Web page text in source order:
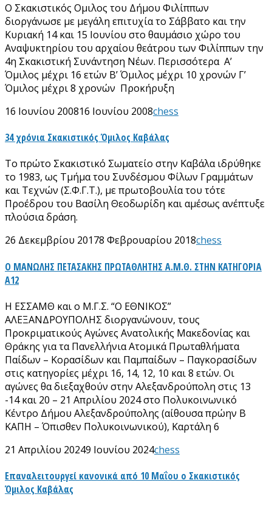
Ο Σκακιστικός Ομιλος του Δήμου Φιλίππων
διοργάνωσε με μεγάλη επιτυχία το Σάββατο και την
Κυριακή 14 και 15 Ιουνίου στο θαυμάσιο χώρο του
Αναψυκτηρίου του αρχαίου θεάτρου των Φιλίππων την
4η Σκακιστική Συνάντηση Νέων. Περισσότερα Α’
Όμιλος μέχρι 16 ετών Β’ Όμιλος μέχρι 10 χρονών Γ’
Όμιλος μέχρι 8 χρονών Προκήρυξη
16 Ιουνίου 200816 Ιουνίου 2008chess
34 χρόνια Σκακιστικός Όμιλος Καβάλας
Το πρώτο Σκακιστικό Σωματείο στην Καβάλα ιδρύθηκε
το 1983, ως Τμήμα του Συνδέσμου Φίλων Γραμμάτων
και Τεχνών (Σ.Φ.Γ.Τ.), με πρωτοβουλία του τότε
Προέδρου του Βασίλη Θεοδωρίδη και αμέσως ανέπτυξε
πλούσια δράση.
26 Δεκεμβρίου 20178 Φεβρουαρίου 2018chess
Ο ΜΑΝΩΛΗΣ ΠΕΤΑΣΑΚΗΣ ΠΡΩΤΑΘΛΗΤΗΣ Α.Μ.Θ. ΣΤΗΝ ΚΑΤΗΓΟΡΙΑ
Α12
Η ΕΣΣΑΜΘ και ο Μ.Γ.Σ. “O ΕΘΝΙΚΟΣ”
ΑΛΕΞΑΝΔΡΟΥΠΟΛΗΣ διοργανώνουν, τους
Προκριματικούς Αγώνες Ανατολικής Μακεδονίας και
Θράκης για τα Πανελλήνια Ατομικά Πρωταθλήματα
Παίδων – Κορασίδων και Παμπαίδων – Παγκορασίδων
στις κατηγορίες μέχρι 16, 14, 12, 10 και 8 ετών. Οι
αγώνες θα διεξαχθούν στην Αλεξανδρούπολη στις 13
-14 και 20 – 21 Απριλίου 2024 στο Πολυκοινωνικό
Κέντρο Δήμου Αλεξανδρούπολης (αίθουσα πρώην Β
ΚΑΠΗ – Όπισθεν Πολυκοινωνικού), Καρτάλη 6
21 Απριλίου 20249 Ιουνίου 2024chess
Επαναλειτουργεί κανονικά από 10 Μαΐου ο Σκακιστικός
Όμιλος Καβάλας